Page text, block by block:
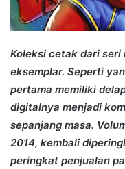
Koleksi cetak dari
eksemplar. Seperti
pertama memiliki
digitalnya menjadi
sepanjang masa.
2014, kembali
peringkat penjualan